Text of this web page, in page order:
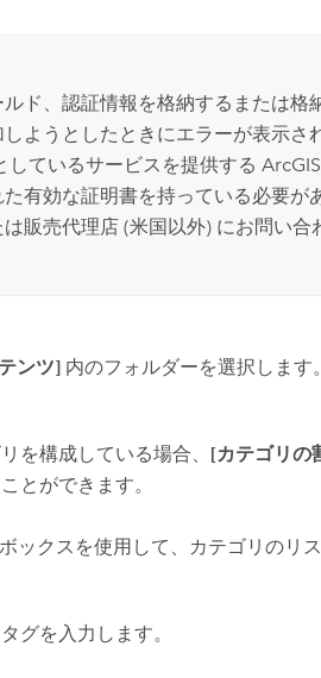
ド、認証情報を格納するまたは格
ようとしたときにエラーが表示さ
しているサービスを提供する
有効な証明書を持っている必要
販売代理店 (米国以外) にお問い合
ンツ] 内のフォルダーを選択します。
を構成している場合、 [カテゴリの
とができます。
ボックスを使用して、カテゴリのリ
グを入力します。